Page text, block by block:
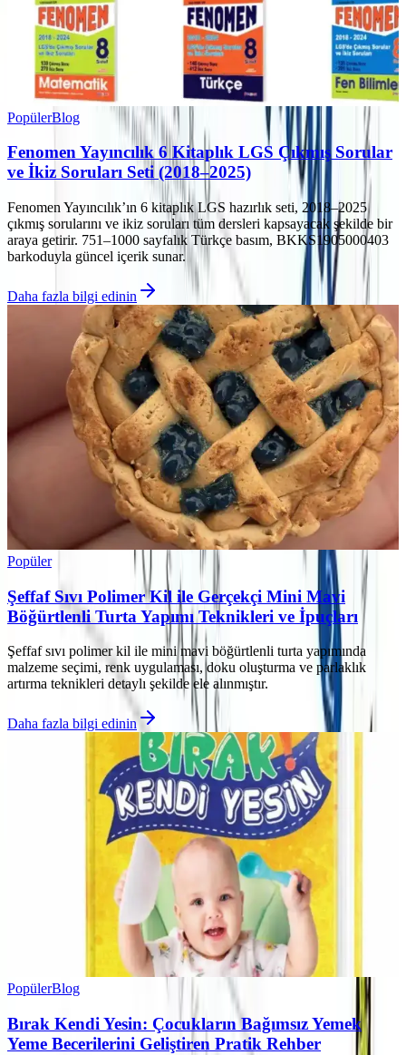
PopülerBlog
Fenomen Yayıncılık 6 Kitaplık LGS Çıkmış Sorular
ve İkiz Soruları Seti (2018–2025)
Fenomen Yayıncılık’ın 6 kitaplık LGS hazırlık seti, 2018–2025
çıkmış sorularını ve ikiz soruları tüm dersleri kapsayacak şekilde bir
araya getirir. 751–1000 sayfalık Türkçe basım, BKKS1905000403
barkoduyla güncel içerik sunar.
Daha fazla bilgi edinin
Popüler
Şeffaf Sıvı Polimer Kil ile Gerçekçi Mini Mavi
Böğürtlenli Turta Yapımı Teknikleri ve İpuçları
Şeffaf sıvı polimer kil ile mini mavi böğürtlenli turta yapımında
malzeme seçimi, renk uygulaması, doku oluşturma ve parlaklık
artırma teknikleri detaylı şekilde ele alınmıştır.
Daha fazla bilgi edinin
PopülerBlog
Bırak Kendi Yesin: Çocukların Bağımsız Yemek
Yeme Becerilerini Geliştiren Pratik Rehber